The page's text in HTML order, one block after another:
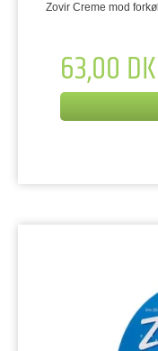
Zovir Creme mod
63,00